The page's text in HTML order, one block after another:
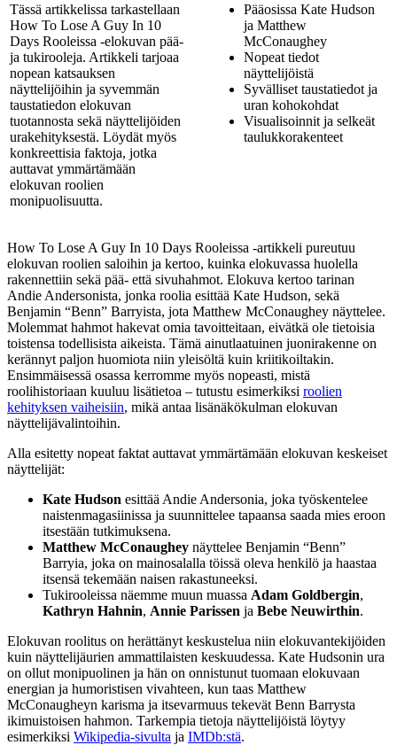
Tässä artikkelissa tarkastellaan
How To Lose A Guy In 10
Days Rooleissa -elokuvan pää-
ja tukirooleja. Artikkeli tarjoaa
nopean katsauksen
näyttelijöihin ja syvemmän
taustatiedon elokuvan
tuotannosta sekä näyttelijöiden
urakehityksestä. Löydät myös
konkreettisia faktoja, jotka
auttavat ymmärtämään
elokuvan roolien
monipuolisuutta.
Pääosissa Kate Hudson
ja Matthew
McConaughey
Nopeat tiedot
näyttelijöistä
Syvälliset taustatiedot ja
uran kohokohdat
Visualisoinnit ja selkeät
taulukkorakenteet
How To Lose A Guy In 10 Days Rooleissa -artikkeli pureutuu
elokuvan roolien saloihin ja kertoo, kuinka elokuvassa huolella
rakennettiin sekä pää- että sivuhahmot. Elokuva kertoo tarinan
Andie Andersonista, jonka roolia esittää Kate Hudson, sekä
Benjamin “Benn” Barryista, jota Matthew McConaughey näyttelee.
Molemmat hahmot hakevat omia tavoitteitaan, eivätkä ole tietoisia
toistensa todellisista aikeista. Tämä ainutlaatuinen juonirakenne on
kerännyt paljon huomiota niin yleisöltä kuin kriitikoiltakin.
Ensimmäisessä osassa kerromme myös nopeasti, mistä
roolihistoriaan kuuluu lisätietoa – tutustu esimerkiksi roolien
kehityksen vaiheisiin, mikä antaa lisänäkökulman elokuvan
näyttelijävalintoihin.
Alla esitetty nopeat faktat auttavat ymmärtämään elokuvan keskeiset
näyttelijät:
Kate Hudson esittää Andie Andersonia, joka työskentelee
naistenmagasiinissa ja suunnittelee tapaansa saada mies eroon
itsestään tutkimuksena.
Matthew McConaughey näyttelee Benjamin “Benn”
Barryia, joka on mainosalalla töissä oleva henkilö ja haastaa
itsensä tekemään naisen rakastuneeksi.
Tukirooleissa näemme muun muassa Adam Goldbergin,
Kathryn Hahnin, Annie Parissen ja Bebe Neuwirthin.
Elokuvan roolitus on herättänyt keskustelua niin elokuvantekijöiden
kuin näyttelijäurien ammattilaisten keskuudessa. Kate Hudsonin ura
on ollut monipuolinen ja hän on onnistunut tuomaan elokuvaan
energian ja humoristisen vivahteen, kun taas Matthew
McConaugheyn karisma ja itsevarmuus tekevät Benn Barrysta
ikimuistoisen hahmon. Tarkempia tietoja näyttelijöistä löytyy
esimerkiksi Wikipedia-sivulta ja IMDb:stä.